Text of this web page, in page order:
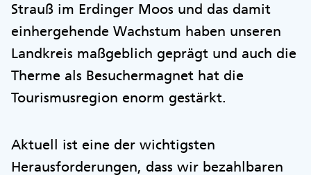
Strauß im Erdinger Moos und das damit
einhergehende Wachstum haben unseren
Landkreis maßgeblich geprägt und auch die
Therme als Besuchermagnet hat die
Tourismusregion enorm gestärkt.
Aktuell ist eine der wichtigsten
Herausforderungen, dass wir bezahlbaren